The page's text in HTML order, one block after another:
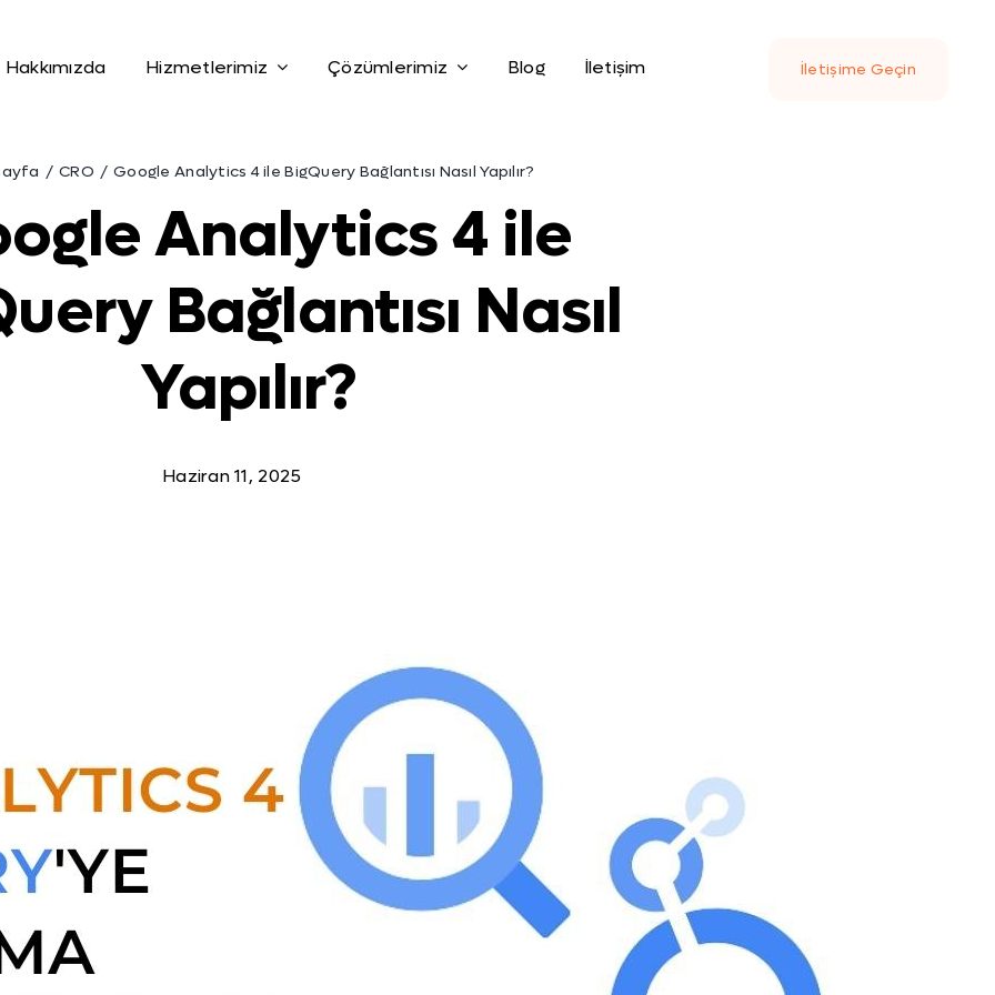
Hakkımızda Hizmetlerimiz Çözümlerimiz Blog İletişim İletişime Geçin
CRO Google Analytics 4 ile BigQuery Bağlantısı Nasıl Yapılır?
Analytics 4 ile
Bağlantısı Nasıl
Yapılır?
Haziran 11, 2025